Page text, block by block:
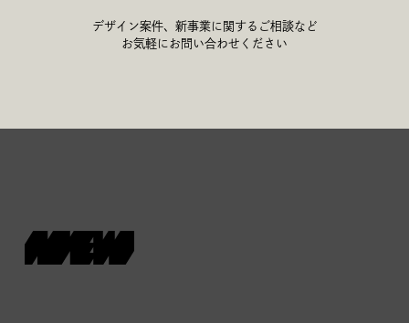
デザイン案件、新事業に関するご相談など
お気軽にお問い合わせください